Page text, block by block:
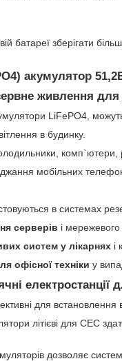
батареї зберігати
акумулятор
живлення
LiFePO4,
в будинку.
комп`ютери,
мобільних
в системах
серверів і
систем у лікарнях і
офісної техніки у
електростанції
для встановлення
літієві для СЕС
дозволяє